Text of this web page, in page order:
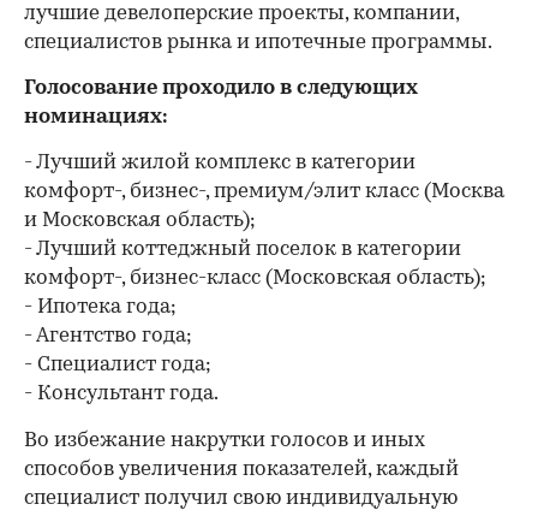
лучшие девелоперские проекты, компании,
специалистов рынка и ипотечные программы.
Голосование проходило в следующих
номинациях:
- Лучший жилой комплекс в категории
комфорт-, бизнес-, премиум/элит класс (Москва
и Московская область);
- Лучший коттеджный поселок в категории
комфорт-, бизнес-класс (Московская область);
- Ипотека года;
- Агентство года;
- Специалист года;
- Консультант года.
Во избежание накрутки голосов и иных
способов увеличения показателей, каждый
специалист получил свою индивидуальную